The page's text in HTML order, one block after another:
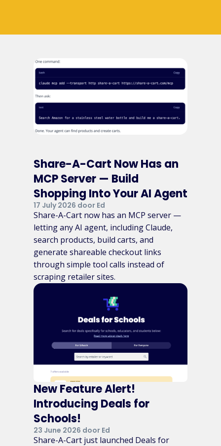
Share-A-Cart Now Has an
MCP Server — Build
Shopping Into Your AI Agent
17 July 2026 door Ed
Share-A-Cart now has an MCP server —
letting any AI agent, including Claude,
search products, build carts, and
generate shareable checkout links
through simple tool calls instead of
scraping retailer sites.
New Feature Alert!
Introducing Deals for
Schools!
23 June 2026 door Ed
Share-A-Cart just launched Deals for